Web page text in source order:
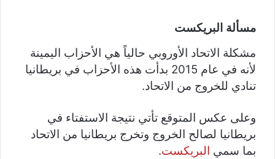
مسألة البريكست
مشكلة الاتحاد الأوروبي حالياً هي الأحزاب اليمينة
لأنه في عام 2015 بدأت هذه الأحزاب في بريطانيا
تنادي للخروج من الاتحاد.
وعلى عكس المتوقع تأتي نتيجة الاستفتاء في
بريطانيا لصالح الخروج وتخرج بريطانيا من الاتحاد
بما سمي البريكست.